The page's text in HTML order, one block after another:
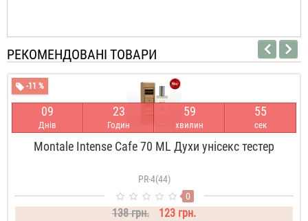
РЕКОМЕНДОВАНІ ТОВАРИ
-11 %
09
Днів
23
Годин
59
хвилин
54
сек
Montale Intense Cafe 70 ML Духи унісекс тестер
PR-4(44)
0
138 грн. 123 грн.